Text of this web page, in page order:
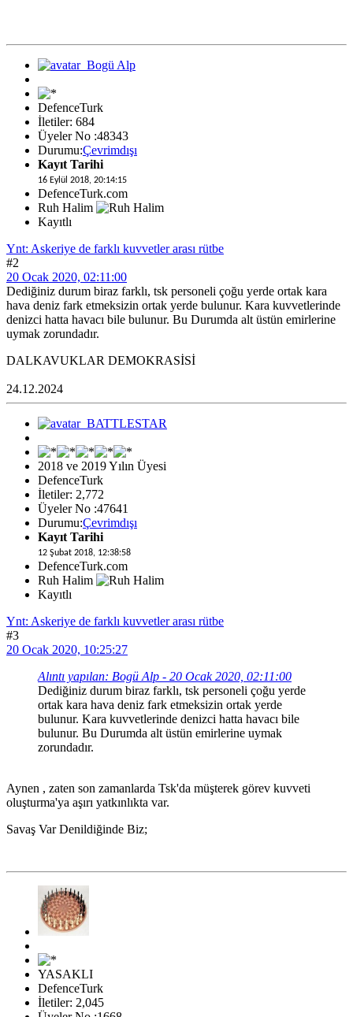
DefenceTurk
İletiler: 684
Üyeler No :48343
Durumu:Çevrimdışı
Kayıt Tarihi
16 Eylül 2018, 20:14:15
DefenceTurk.com
Ruh Halim
Kayıtlı
Ynt: Askeriye de farklı kuvvetler arası rütbe
#2
20 Ocak 2020, 02:11:00
Dediğiniz durum biraz farklı, tsk personeli çoğu yerde ortak kara
hava deniz fark etmeksizin ortak yerde bulunur. Kara kuvvetlerinde
denizci hatta havacı bile bulunur. Bu Durumda alt üstün emirlerine
uymak zorundadır.
DALKAVUKLAR DEMOKRASİSİ
24.12.2024
2018 ve 2019 Yılın Üyesi
DefenceTurk
İletiler: 2,772
Üyeler No :47641
Durumu:Çevrimdışı
Kayıt Tarihi
12 Şubat 2018, 12:38:58
DefenceTurk.com
Ruh Halim
Kayıtlı
Ynt: Askeriye de farklı kuvvetler arası rütbe
#3
20 Ocak 2020, 10:25:27
Alıntı yapılan: Bogü Alp - 20 Ocak 2020, 02:11:00
Dediğiniz durum biraz farklı, tsk personeli çoğu yerde
ortak kara hava deniz fark etmeksizin ortak yerde
bulunur. Kara kuvvetlerinde denizci hatta havacı bile
bulunur. Bu Durumda alt üstün emirlerine uymak
zorundadır.
Aynen , zaten son zamanlarda Tsk'da müşterek görev kuvveti
oluşturma'ya aşırı yatkınlıkta var.
Savaş Var Denildiğinde Biz;
YASAKLI
DefenceTurk
İletiler: 2,045